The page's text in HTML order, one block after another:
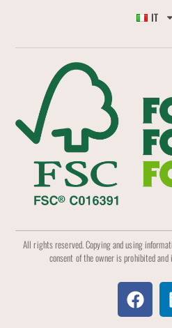
IT
All rights reserved. Copying and using
consent of the owner is prohibited